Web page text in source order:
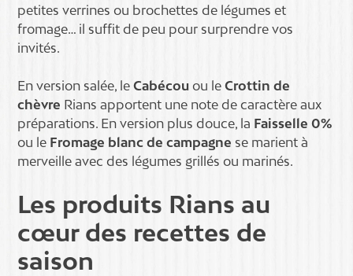
petites verrines ou brochettes de légumes et
fromage… il suffit de peu pour surprendre vos
invités.
En version salée, leCabécou ou leCrottin de
chèvre Rians apportent une note de caractère aux
préparations. En version plus douce, la Faisselle 0%
ou le Fromage blanc de campagne se marient à
merveille avec des légumes grillés ou marinés.
Les produits Rians au
cœur des recettes de
saison